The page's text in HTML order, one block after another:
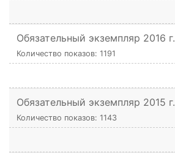
Обязательный экземпляр 2016 г.
Количество показов: 1191
Обязательный экземпляр 2015 г.
Количество показов: 1143